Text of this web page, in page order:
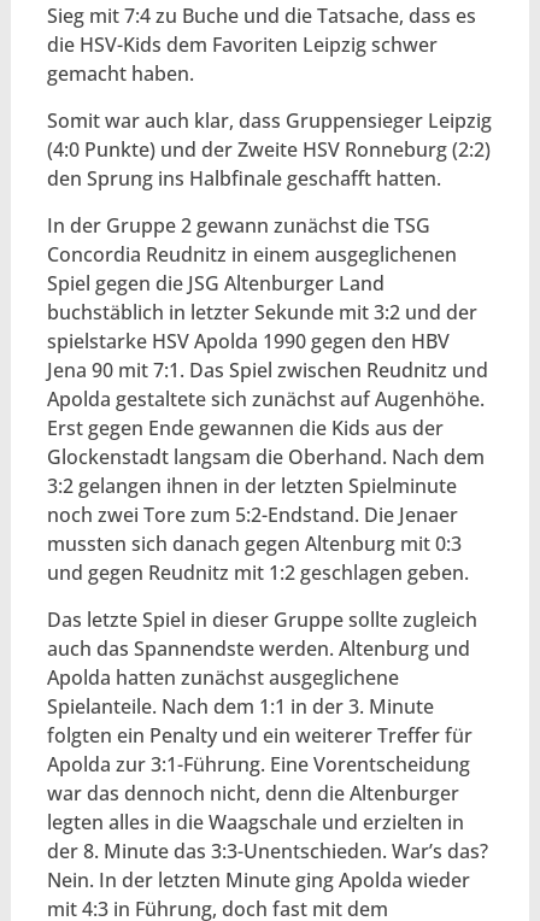
Sieg mit 7:4 zu Buche und die Tatsache, dass es
die HSV-Kids dem Favoriten Leipzig schwer
gemacht haben.
Somit war auch klar, dass Gruppensieger Leipzig
(4:0 Punkte) und der Zweite HSV Ronneburg (2:2)
den Sprung ins Halbfinale geschafft hatten.
In der Gruppe 2 gewann zunächst die TSG
Concordia Reudnitz in einem ausgeglichenen
Spiel gegen die JSG Altenburger Land
buchstäblich in letzter Sekunde mit 3:2 und der
spielstarke HSV Apolda 1990 gegen den HBV
Jena 90 mit 7:1. Das Spiel zwischen Reudnitz und
Apolda gestaltete sich zunächst auf Augenhöhe.
Erst gegen Ende gewannen die Kids aus der
Glockenstadt langsam die Oberhand. Nach dem
3:2 gelangen ihnen in der letzten Spielminute
noch zwei Tore zum 5:2-Endstand. Die Jenaer
mussten sich danach gegen Altenburg mit 0:3
und gegen Reudnitz mit 1:2 geschlagen geben.
Das letzte Spiel in dieser Gruppe sollte zugleich
auch das Spannendste werden. Altenburg und
Apolda hatten zunächst ausgeglichene
Spielanteile. Nach dem 1:1 in der 3. Minute
folgten ein Penalty und ein weiterer Treffer für
Apolda zur 3:1-Führung. Eine Vorentscheidung
war das dennoch nicht, denn die Altenburger
legten alles in die Waagschale und erzielten in
der 8. Minute das 3:3-Unentschieden. War’s das?
Nein. In der letzten Minute ging Apolda wieder
mit 4:3 in Führung, doch fast mit dem